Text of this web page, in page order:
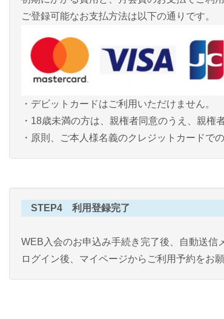
ご登録可能なお支払方法は以下の通りです。
・デビットカードはご利用いただけません。
・18歳未満の方は、親権者同意のうえ、親権
・原則、ご本人様名義のクレジットカードで
STEP4 利用登録完了
WEB入会のお申込み手続き完了後、自動送信
ログイン後、マイページからご利用予約をお願